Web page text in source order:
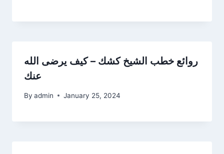
روائع خطب الشيخ كشك – كيف يرضى الله
عنك
By admin January 25, 2024